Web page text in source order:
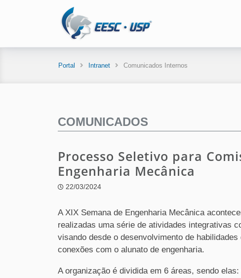
Portal Intranet Comunicados Internos
COMUNICADOS
Processo Seletivo para
Engenharia Mecânica
22/03/2024
A XIX Semana de Engenharia Mecânica
realizadas uma série de atividades integrativas
visando desde o desenvolvimento de
conexões com o alunato de engenharia.
A organização é dividida em 6 áreas, sendo